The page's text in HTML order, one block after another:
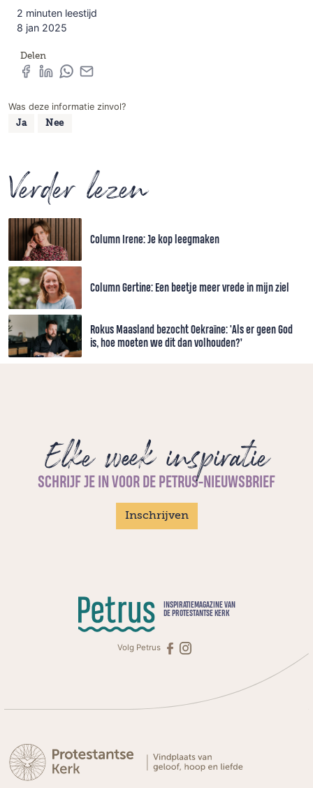
2 minuten leestijd
8 jan 2025
Delen
Was deze informatie zinvol?
Ja Nee
Verder lezen
Column Irene: Je kop leegmaken
Column Gertine: Een beetje meer vrede in mijn ziel
Rokus Maasland bezocht Oekraïne: 'Als er geen God
is, hoe moeten we dit dan volhouden?’
Elke week inspiratie
SCHRIJF JE IN VOOR DE PETRUS-NIEUWSBRIEF
Inschrijven
INSPIRATIEMAGAZINE VAN
DE PROTESTANTSE KERK
Volg Petrus